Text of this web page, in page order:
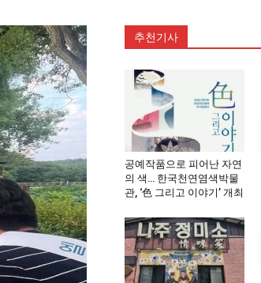
추천기사
공예작품으로 피어난 자연
의 색… 한국천연염색박물
관, ‘色 그리고 이야기’ 개최